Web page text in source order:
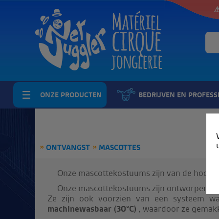
ONZE PRODUCTEN BEDRIJVEN EN
ONTVANGST MASCOTTES
Onze mascottekostuums zijn van de
Onze mascottekostuums zijn ontworpen
Ze zijn ook voorzien van een systeem
machinewasbaar (30°C) , waardoor ze